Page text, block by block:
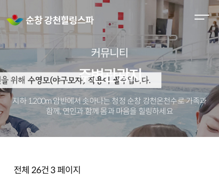
M
p
e
n
커뮤니티
주변관광지
지하 1,200m 암반에서 솟아나는 청정 순창 강천온천수로가족과
함께, 연인과 함께 몸과 마음을 힐링하세요
전체 26건 3 페이지